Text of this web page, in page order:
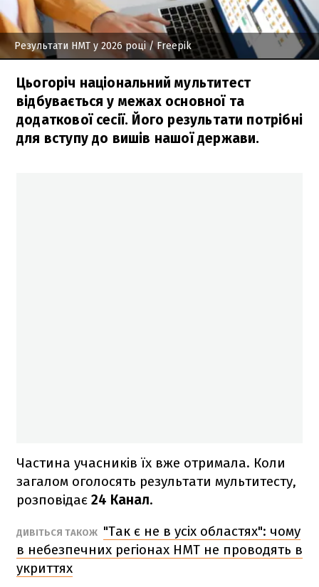
Результати НМТ у 2026 році/ Freepik
Цьогоріч національний мультитест
відбувається у межах основної та
додаткової сесії. Його результати потрібні
для вступу до вишів нашої держави.
Частина учасників їх вже отримала. Коли
загалом оголосять результати мультитесту,
розповідає 24 Канал.
ДИВІТЬСЯ ТАКОЖ "Так є не в усіх областях": чому
в небезпечних регіонах НМТ не проводять в
укриттях